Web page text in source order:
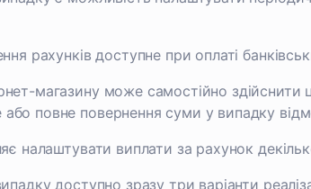
рахунків доступне при оплаті
магазину може самостійно здійснити
повне повернення суми у випадку
налаштувати виплати за рахунок
доступно зразу три варіанти